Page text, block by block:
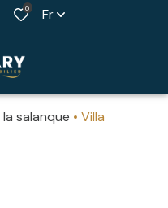
0 Fr
la salanque Villa